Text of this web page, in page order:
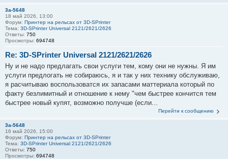
3a-5648
18 май 2026, 13:00
Форум: Принтер на рельсах от 3D-SPrinter
Тема: 3D-SPrinter Universal 2121/2621/2626
Ответы: 750
Просмотры: 694748
Re: 3D-SPrinter Universal 2121/2621/2626
Ну и не надо предлагать свои услуги тем, кому они не нужны. Я им
услуги предлогать не собираюсь, я и так у них технику обслуживаю,
я расчитываю воспользоватся их запасами маттериала который по
факту безлимитный и отношение к нему "чем быстрее кончится тем
быстрее новый купят, возможно получше (если...
Перейти к сообщению
3a-5648
16 май 2026, 15:00
Форум: Принтер на рельсах от 3D-SPrinter
Тема: 3D-SPrinter Universal 2121/2621/2626
Ответы: 750
Просмотры: 694748